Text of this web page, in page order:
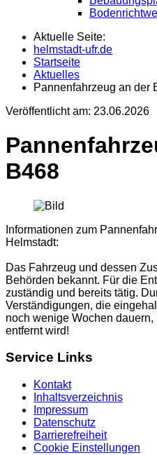
Aktuelle Seite:
helmstadt-ufr.de
Startseite
Aktuelles
Pannenfahrzeug an der
Veröffentlicht am: 23.06.2026
B468
Informationen zum
Helmstadt:
Das Fahrzeug und dessen
Behörden bekannt. Für die
zuständig und bereits tätig.
Verständigungen, die
noch wenige Wochen
entfernt wird!
Service Links
Kontakt
Inhaltsverzeichnis
Impressum
Datenschutz
Barrierefreiheit
Cookie Einstellungen